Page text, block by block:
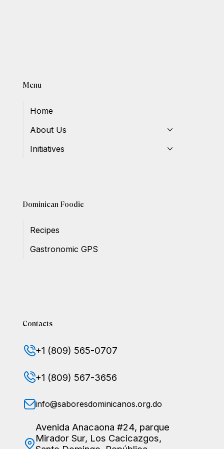
Menu
Home
About Us
Initiatives
Dominican Foodie
Recipes
Gastronomic GPS
Contacts
+1 (809) 565-0707
+1 (809) 567-3656
info@saboresdominicanos.org.do
Avenida Anacaona #24, parque
Mirador Sur, Los Cacicazgos,